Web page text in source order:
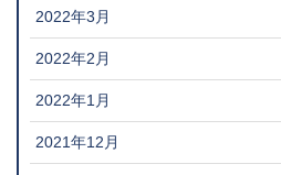
2022年3月
2022年2月
2022年1月
2021年12月